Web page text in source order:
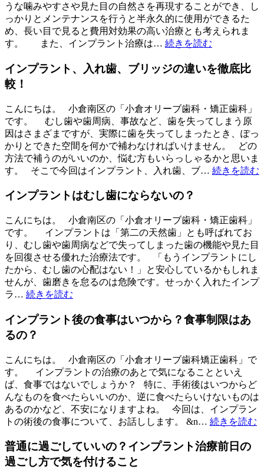
うな噛みやすさや見た目の自然さを再現することができ、し
っかりとメンテナンスを行うと半永久的に使用ができるた
め、長い目で見ると費用対効果の高い治療とも考えられま
す。 また、インプラント治療は… 続きを読む
インプラント、入れ歯、ブリッジの違いを徹底比
較！
こんにちは。 小倉南区の「小倉オリーブ歯科・矯正歯科」
です。 むし歯や歯周病、事故など、歯を失ってしまう原
因はさまざまですが、実際に歯を失ってしまったとき、ぽっ
かりとできた空間を何かで補わなければいけません。 どの
方法で補うのがいいのか、悩む方もいらっしゃるかと思いま
す。 そこで今回はインプラント、入れ歯、ブ… 続きを読む
インプラントはむし歯にならないの？
こんにちは。 小倉南区の「小倉オリーブ歯科・矯正歯科」
です。 インプラントは「第二の天然歯」とも呼ばれてお
り、むし歯や歯周病などで失ってしまった歯の機能や見た目
を回復させる優れた治療法です。 「もうインプラントにし
たから、むし歯の心配はない！」と安心しているかもしれま
せんが、歯磨きを怠るのは危険です。せっかく入れたインプ
ラ… 続きを読む
インプラント後の食事はいつから？食事制限はあ
るの？
こんにちは。 小倉南区の「小倉オリーブ歯科矯正歯科」で
す。 インプラントの治療のあとで気になることといえ
ば、食事ではないでしょうか？ 特に、手術後はいつからど
んなものを食べたらいいのか、逆に食べたらいけないものは
あるのかなど、不安になりますよね。 今回は、インプラン
トの術後の食事について、お話しします。 &n… 続きを読む
普通に過ごしていいの？インプラント治療前日の
過ごし方で気を付けること